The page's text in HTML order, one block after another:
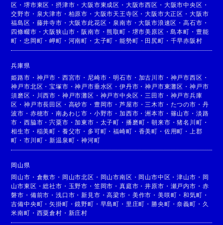
区 ・堺市東区 ・摂津市 ・大阪市東成区 ・ 大阪市西区 ・ 大阪市中央区 ・
交野市 ・ 泉大津市 ・ 柏原市 ・ 大阪市天王寺区 ・大阪市大正区 ・ 大阪市
福島区 ・ 藤井寺市 ・ 大阪市此花区 ・ 泉南市 ・大阪市浪速区 ・高石市 ・
四條畷市 ・大阪狭山市 ・阪南市 ・熊取町 ・ 堺市美原区 ・島本町 ・ 豊能
町 ・ 忠岡町 ・岬町 ・ 河南町 ・ 太子町 ・能勢町 ・ 田尻町 ・ 千早赤阪村
兵庫県
姫路市 ・ 神戸市 ・ 西宮市 ・ 尼崎市 ・明石市 ・ 加古川市 ・ 神戸市西区 ・
神戸市北区 ・宝塚市 ・神戸市垂水区 ・伊丹市 ・神戸市東灘区 ・ 神戸市
須磨区 ・ 川西市 ・ 神戸市灘区 ・ 神戸市中央区 ・ 三田市 ・ 神戸市兵庫
区 ・神戸市長田区 ・ 高砂市 ・ 豊岡市 ・芦屋市 ・ 三木市 ・ たつの市 ・ 丹
波市 ・ 赤穂市 ・南あわじ市 ・ 小野市 ・加西市 ・洲本市 ・ 篠山市 ・ 淡路
市 ・西脇市 ・宍粟市 ・加東市 ・ 太子町 ・ 播磨町 ・朝来市 ・猪名川町 ・
相生市 ・ 稲美町 ・ 養父市 ・ 多可町 ・福崎町 ・ 香美町 ・ 佐用町 ・
上郡
町 ・市川町 ・新温泉町 ・神河町
岡山県
岡山市 ・ 倉敷市 ・ 岡山市北区 ・ 岡山市南区 ・ 岡山市中区 ・津山市 ・ 岡
山市東区 ・総社市 ・ 玉野市 ・ 笠岡市 ・真庭市 ・井原市 ・ 瀬戸内市 ・ 赤
磐市 ・ 備前市 ・浅口市 ・新見市 ・高梁市 ・ 美作市 ・ 美咲町 ・和気町 ・
吉備中央町 ・矢掛町 ・鏡野町 ・ 早島町 ・ 里庄町 ・ 勝央町 ・奈義町 ・ 久
米南町 ・ 西粟倉村 ・ 新庄村